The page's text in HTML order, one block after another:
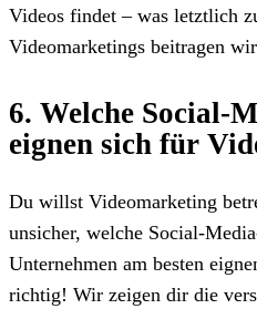
Videos findet – was letztlich
Videomarketings beitragen
6. Welche Social-
eignen sich für
Du willst Videomarketing
unsicher, welche Social-
Unternehmen am besten
richtig! Wir zeigen dir die